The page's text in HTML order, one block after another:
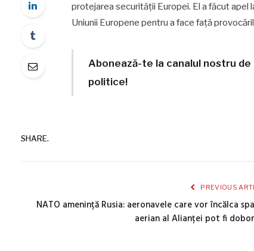
protejarea securității Europei. El a făcut apel
Uniunii Europene pentru a face față
Abonează-te la canalul nostru de
politice!
SHARE.
PREVIOUS
NATO amenință Rusia: aeronavele care vor încălca
aerian al Alianței pot fi